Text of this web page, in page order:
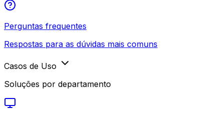
Perguntas frequentes
Respostas para as dúvidas mais comuns
Casos de Uso
Soluções por departamento